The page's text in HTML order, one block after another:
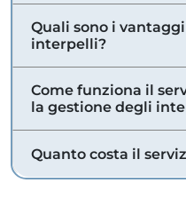
Quali sono i
interpelli?
Come funziona il
la gestione degli
Quanto costa il